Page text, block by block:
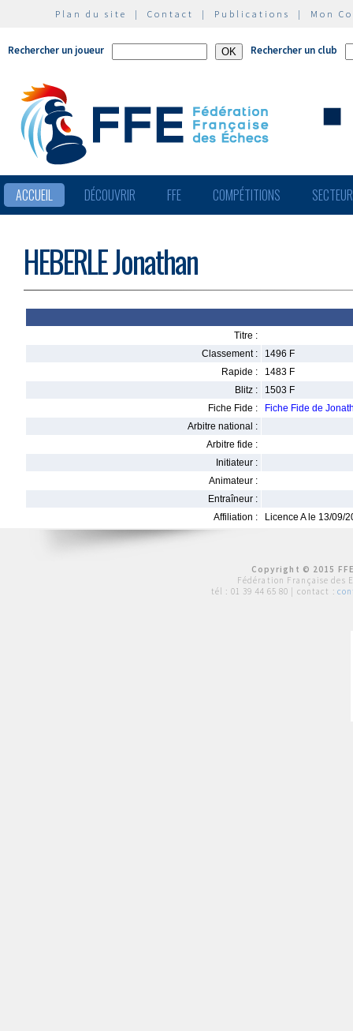
Plan du site | Contact | Publications | Mon
Rechercher un joueur Rechercher un club
ACCUEIL DÉCOUVRIR FFE COMPÉTITIONS
HEBERLE Jonathan
Titre :
Classement :
1496 F
Rapide :
1483 F
Blitz :
1503 F
Fiche Fide :
Fiche Fide de
Arbitre national :
Arbitre fide :
Initiateur :
Animateur :
Entraîneur :
Affiliation :
Licence A le 13/09/
Copyright © 2015
Fédération Française des
tél : 01 39 44 65 80 | contact :